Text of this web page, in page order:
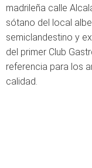
madrileña calle
sótano del local
semiclandestino y
del primer Club
referencia para los
calidad.